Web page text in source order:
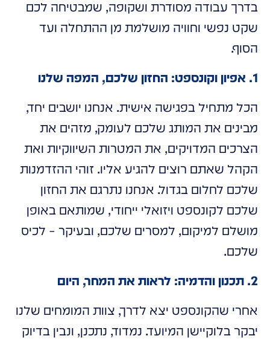
בדרך עבודה מסודרת ושקופה, שמבטיחה לכם
שקט נפשי וחוויה מושלמת מן ההתחלה ועד
הסוף.
1. אפיון וקונספט: החזון שלכם, המפה שלנו
הכל מתחיל בפגישה אישית. אנחנו יושבים יחד,
מבינים את המותג שלכם לעומק, מזהים את
הצרכים המדויקים, את המטרות השיווקיות ואת
הקהל שאתם רוצים להגיע אליו. זוהי ההזדמנות
שלכם לחלום בגדול. אנחנו נתרגם את החזון
שלכם לקונספט ויזואלי ייחודי, שמותאם באופן
מושלם למיקום, למסרים שלכם, ובעיקר – לכיס
שלכם.
2. תכנון והדמיה: לראות את המחר, היום
אחרי שהקונספט יצא לדרך, צוות המומחים שלנו
יבקר בלוקיישן המיועד. נמדוד, נתכנן, ונבין בדיוק